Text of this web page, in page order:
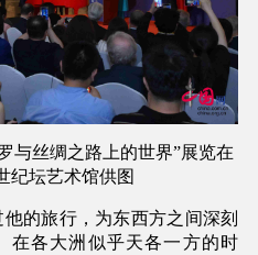
与丝绸之路上的世界”展览在
纪坛艺术馆供图
的旅行，为东西方之间深刻
在各大洲似乎天各一方的时